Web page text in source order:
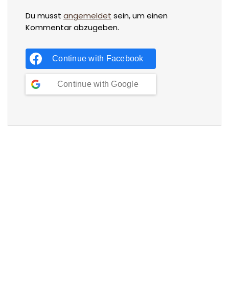
Du musst angemeldet sein, um einen
Kommentar abzugeben.
Continue with Facebook
Continue with Google